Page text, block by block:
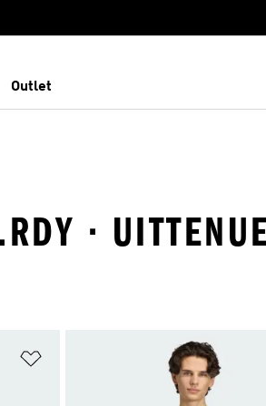
Outlet
·
Op verlanglijst zetten